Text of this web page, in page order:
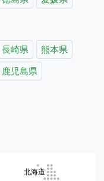
長崎県
熊本県
鹿児島県
北海道